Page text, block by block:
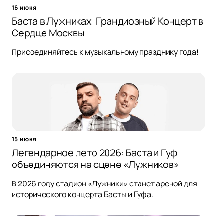
16 июня
Баста в Лужниках: Грандиозный Концерт в
Сердце Москвы
Присоединяйтесь к музыкальному празднику года!
15 июня
Легендарное лето 2026: Баста и Гуф
объединяются на сцене «Лужников»
В 2026 году стадион «Лужники» станет ареной для
исторического концерта Басты и Гуфа.